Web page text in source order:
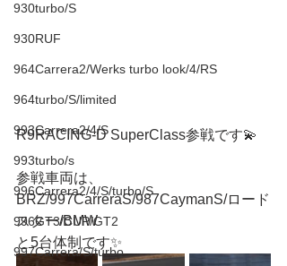
930turbo/S
930RUF
964Carrera2/Werks turbo look/4/RS
964turbo/S/limited
993Carrera2/4/S
993turbo/s
996Carrera2/4/S/turbo/S
996GT3/CUP/GT2
997Carrera/S/turbo
R9RACING-D SuperClass参戦です💫
参戦車両は、
BRZ/997CarreraS/987CaymanS/ロード
スター/BMW
と5台体制です✨